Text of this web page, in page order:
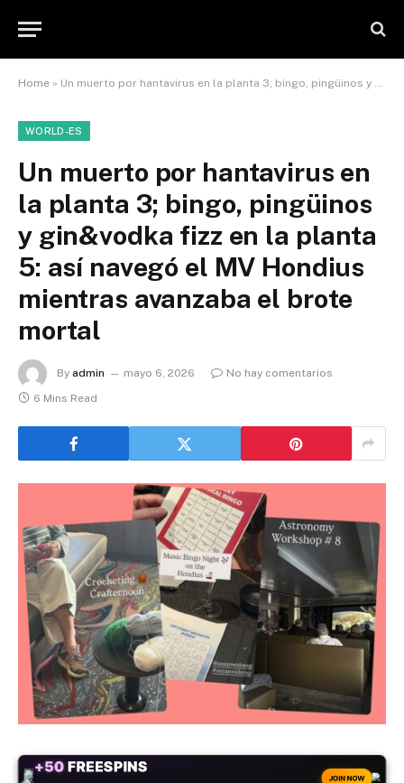
Home » Un muerto por hantavirus en la planta 3; bingo, pingüinos y gin&vodka fizz en la planta 5: así navegó el MV Hondius mientras avanzaba el brote mortal
WORLD-ES
Un muerto por hantavirus en
la planta 3; bingo, pingüinos
y gin&vodka fizz en la planta
5: así navegó el MV Hondius
mientras avanzaba el brote
mortal
By admin mayo 6, 2026
No hay comentarios
6 Mins Read
+50 FREESPINS
JOIN NOW